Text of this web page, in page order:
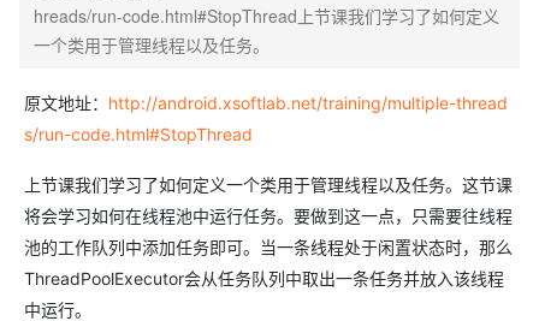
hreads/run-code.html#StopThread上节课我们学习了如何定义
一个类用于管理线程以及任务。
原文地址： http://android.xsoftlab.net/training/multiple-thread
s/run-code.html#StopThread
上节课我们学习了如何定义一个类用于管理线程以及任务。这节课
将会学习如何在线程池中运行任务。要做到这一点，只需要往线程
池的工作队列中添加任务即可。当一条线程处于闲置状态时，那么
ThreadPoolExecutor会从任务队列中取出一条任务并放入该线程
中运行。